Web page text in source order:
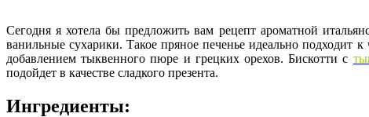
Сегодня я хотела бы предложить вам рецепт ароматной
ванильные сухарики. Такое пряное печенье идеально
добавлением тыквенного пюре и грецких орехов. Бискотти с
подойдет в качестве сладкого презента.
Ингредиенты: